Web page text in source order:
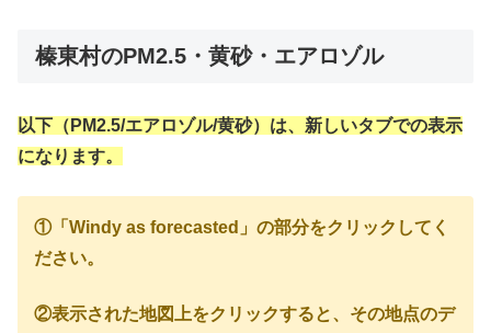
榛東村のPM2.5・黄砂・エアロゾル
以下（PM2.5/エアロゾル/黄砂）は、新しいタブでの表示
になります。
①「Windy as forecasted」の部分をクリックしてく
ださい。
②表示された地図上をクリックすると、その地点のデ